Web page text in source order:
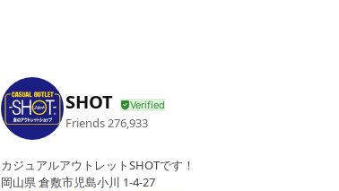
SHOT
Friends 276,933
カジュアルアウトレットSHOTです！
岡山県 倉敷市児島小川 1-4-27